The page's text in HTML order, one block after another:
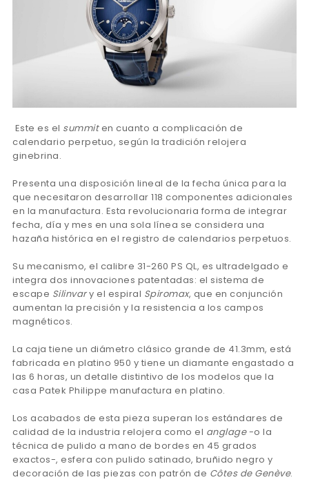
Este es el summiten cuanto a complicación de
calendario perpetuo, según la tradición relojera
ginebrina.
Presenta una disposición lineal de la fecha única para la
que necesitaron desarrollar 118 componentes adicionales
en la manufactura. Esta revolucionaria forma de integrar
fecha, día y mes en una sola línea se considera una
hazaña histórica en el registro de calendarios perpetuos.
Su mecanismo, el calibre 31-260 PS QL, es ultradelgado e
integra dos innovaciones patentadas: el sistema de
escape Silinvary el espiral Spiromax, que en conjunción
aumentan la precisión y la resistencia a los campos
magnéticos.
La caja tiene un diámetro clásico grande de 41.3mm, está
fabricada en platino 950 y tiene un diamante engastado a
las 6 horas, un detalle distintivo de los modelos que la
casa Patek Philippe manufactura en platino.
Los acabados de esta pieza superan los estándares de
calidad de la industria relojera como el anglage-o la
técnica de pulido a mano de bordes en 45 grados
exactos-, esfera con pulido satinado, bruñido negro y
decoración de las piezas con patrón de Côtes de Genève.